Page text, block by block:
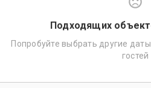
Подходящих
Попробуйте выбрать другие
гостей